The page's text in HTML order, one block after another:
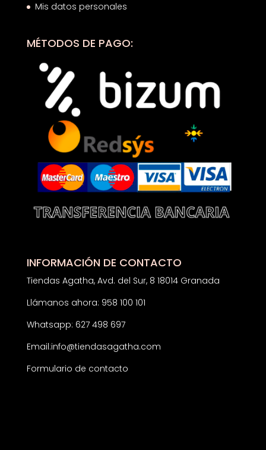
Mis datos personales
MÉTODOS DE PAGO:
INFORMACIÓN DE CONTACTO
Tiendas Agatha, Avd. del Sur, 8 18014 Granada
Llámanos ahora: 958 100 101
Whatsapp: 627 498 697
Email:info@tiendasagatha.com
Formulario de contacto